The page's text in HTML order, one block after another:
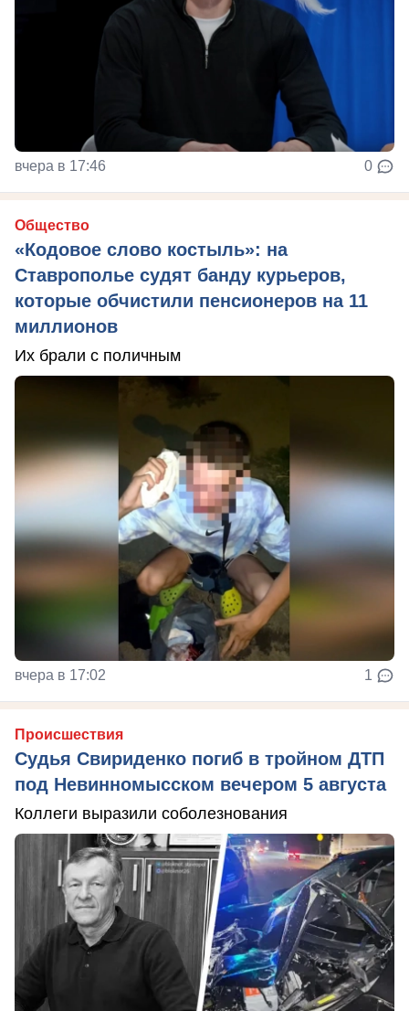
вчера в 17:46 0
Общество
«Кодовое слово костыль»: на
Ставрополье судят банду курьеров,
которые обчистили пенсионеров на 11
миллионов
Их брали с поличным
вчера в 17:02 1
Происшествия
Судья Свириденко погиб в тройном ДТП
под Невинномысском вечером 5 августа
Коллеги выразили соболезнования